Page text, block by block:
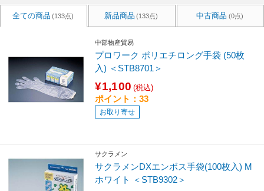
全ての商品 (133点) 新品商品 (133点) 中古商品 (0点)
中部物産貿易
プロワーク ポリエチロング手袋 (50枚
入) ＜STB8701＞
¥1,100 (税込)
ポイント：33
お取り寄せ
サクラメン
サクラメンDXエンボス手袋(100枚入) M
ホワイト ＜STB9302＞